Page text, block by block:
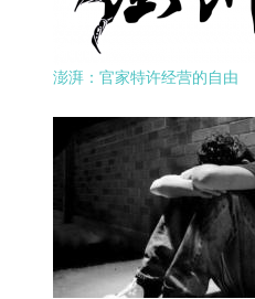
澎湃：官家特许经营的自由